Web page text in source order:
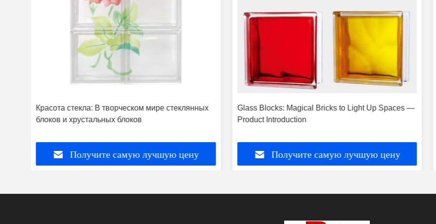
Красота стекла: В творческом мире стеклянных
блоков и хрустальных блоков
Получите самую лучшую цену
Glass Blocks: Magical Bricks to Light Up Spaces —
Product Introduction
Получите самую лучшую цену